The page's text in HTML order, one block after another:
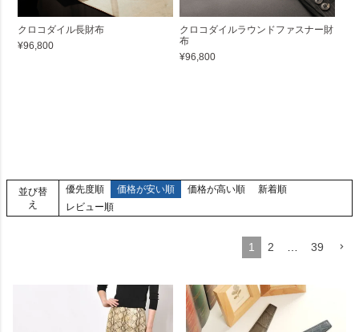
クロコダイル長財布
¥96,800
クロコダイルラウンドファスナー財
布
¥96,800
並び替
え
優先度順 価格が安い順 価格が高い順
新着順
レビュー順
1 2 39